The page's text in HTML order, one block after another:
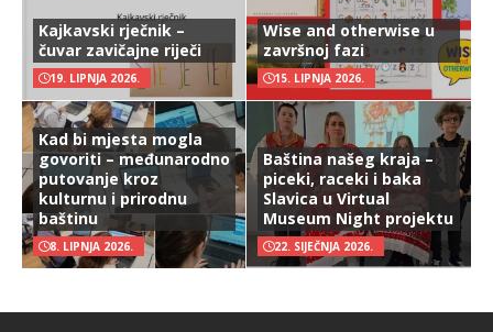
Kajkavski rječnik –
čuvar zavičajne riječi
19. LIPNJA 2026.
Wise and otherwise u
završnoj fazi
15. LIPNJA 2026.
Kad bi mjesta mogla
govoriti – međunarodno
putovanje kroz
kulturnu i prirodnu
baštinu
8. LIPNJA 2026.
Baština našeg kraja –
piceki, raceki i baka
Slavica u Virtual
Museum Night projektu
22. SIJEČNJA 2026.